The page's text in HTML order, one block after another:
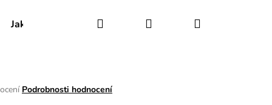
Jak udržovat obuv Certifikáty Kontakty
Hledat PřihlášeníNákupní
Podrobnosti hodnocení